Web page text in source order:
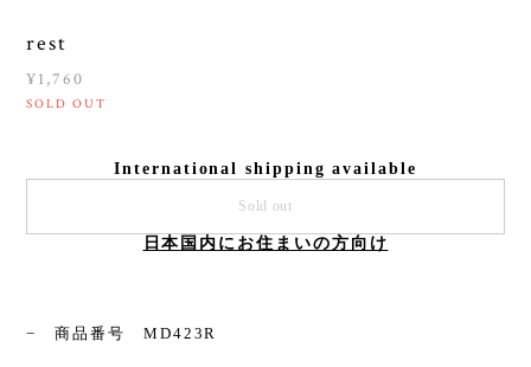
rest
¥1,760
SOLD OUT
International shipping available
Sold out
日本国内にお住まいの方向け
− 商品番号 MD423R